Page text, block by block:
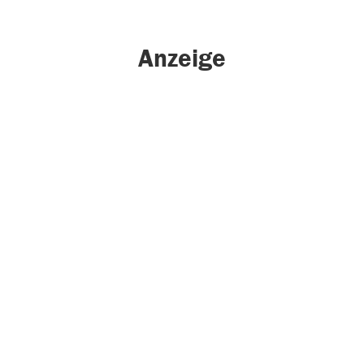
Anzeige